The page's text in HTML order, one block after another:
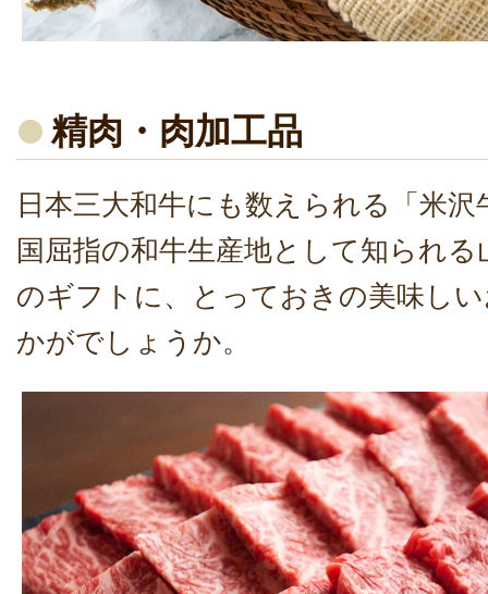
精肉・肉加工品
日本三大和牛にも数えられる「米
国屈指の和牛生産地として知られる
のギフトに、とっておきの美味し
かがでしょうか。